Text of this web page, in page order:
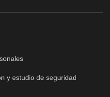
y estudio de seguridad